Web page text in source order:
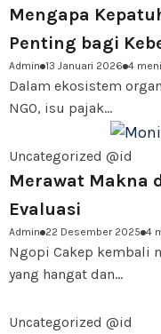
Mengapa
Penting bagi
Indonesia
Admin 13 Januari 2026 4
Dalam ekosistem
NGO, isu pajak...
Uncategorized @id
Merawat Makna
Evaluasi
Admin 22 Desember 2025 4
Ngopi Cakep kembali
yang hangat dan...
Uncategorized @id